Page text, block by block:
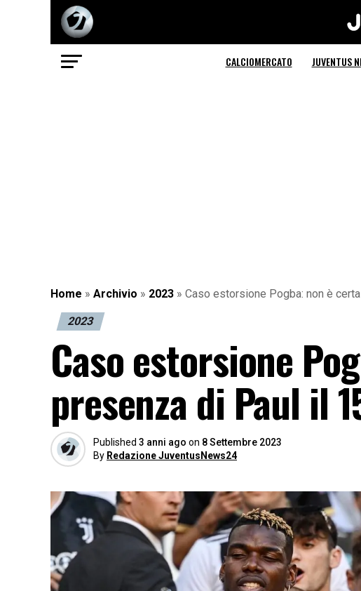
CALCIOMERCATO JUVENTUS
Home » Archivio » 2023 » Caso estorsione Pogba: non è
2023
Caso estorsione
presenza di Paul il
Published 3 anni ago on 8 Settembre 2023
By Redazione JuventusNews24